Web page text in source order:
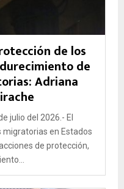
de los
de
Adriana
julio del 2026.- El
en Estados
de protección,